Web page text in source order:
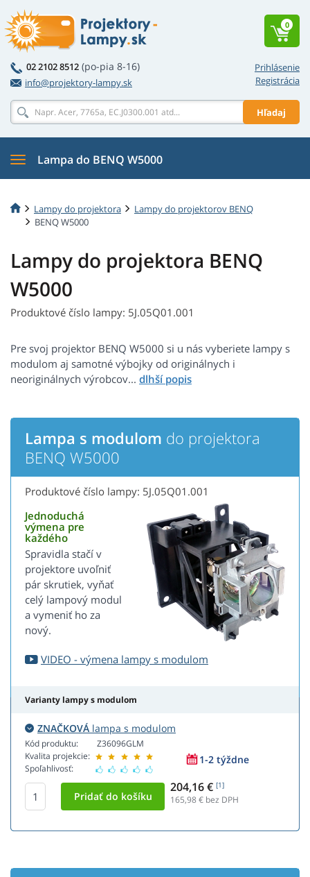
Prihlásenie
Registrácia
02 2102 8512 (po-pia 8-16)
info@projektory-lampy.sk
Hľadaj
0
Lampa do BENQ W5000
Lampy do projektora
Lampy do projektorov BENQ
BENQ W5000
Lampy do projektora BENQ
W5000
Produktové číslo lampy: 5J.05Q01.001
Pre svoj projektor BENQ W5000 si u nás vyberiete lampy s
modulom aj samotné výbojky od originálnych i
neoriginálnych výrobcov...
Lampa s modulom do projektora
BENQ W5000
Produktové číslo lampy: 5J.05Q01.001
Jednoduchá
výmena pre
každého
Spravidla stačí v
projektore uvoľniť
pár skrutiek, vyňať
celý lampový modul
a vymeniť ho za
nový.
VIDEO - výmena lampy s modulom
Varianty lampy s modulom
ZNAČKOVÁ lampa s modulom
Kód produktu:
Kvalita projekcie:
Spoľahlivosť:
Z36096GLM
1-2 týždne
204,16 € [1]
165,98€ bez DPH